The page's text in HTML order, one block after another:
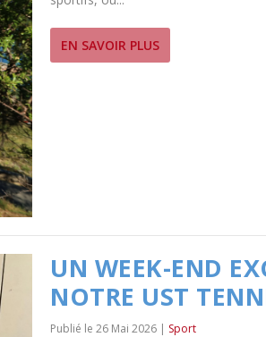
EN SAVOIR PLUS
UN WEEK-END
NOTRE UST
26 Mai 2026 | Sport